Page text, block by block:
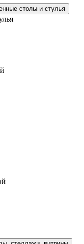
столы и стулья